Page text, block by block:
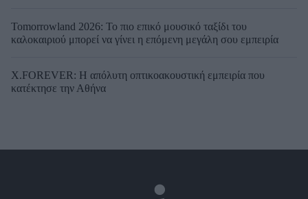
Tomorrowland 2026: Το πιο επικό μουσικό ταξίδι του
καλοκαιριού μπορεί να γίνει η επόμενη μεγάλη σου εμπειρία
X.FOREVER: Η απόλυτη οπτικοακουστική εμπειρία που
κατέκτησε την Αθήνα